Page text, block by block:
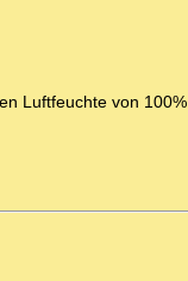
Luftfeuchte von